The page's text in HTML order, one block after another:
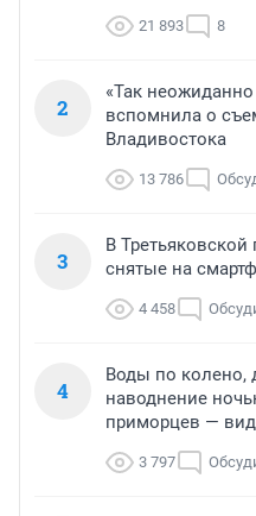
21 893 8
2
«Так
вспомнила о
Владивостока
13 786
3
В Третьяковской
снятые на
4 458
4
Воды по колено,
наводнение
приморцев —
3 797